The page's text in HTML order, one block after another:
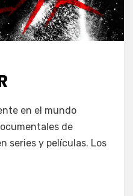
en el mundo
de
series y películas. Los